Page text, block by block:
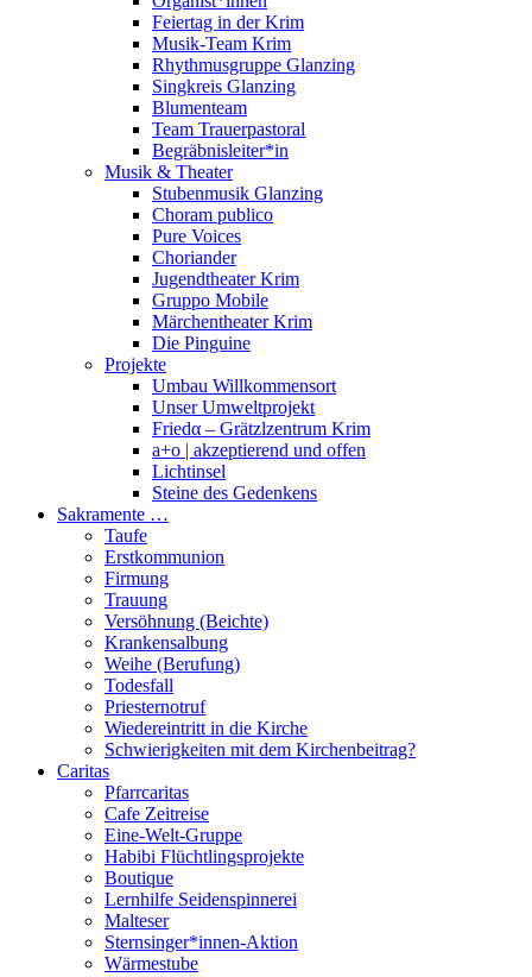
Feiertag in der Krim
Musik-Team Krim
Rhythmusgruppe Glanzing
Singkreis Glanzing
Blumenteam
Team Trauerpastoral
Begräbnisleiter*in
Musik & Theater
Stubenmusik Glanzing
Choram publico
Pure Voices
Choriander
Jugendtheater Krim
Gruppo Mobile
Märchentheater Krim
Die Pinguine
Projekte
Umbau Willkommensort
Unser Umweltprojekt
Friedα – Grätzlzentrum Krim
a+o | akzeptierend und offen
Lichtinsel
Steine des Gedenkens
Sakramente …
Taufe
Erstkommunion
Firmung
Trauung
Versöhnung (Beichte)
Krankensalbung
Weihe (Berufung)
Todesfall
Priesternotruf
Wiedereintritt in die Kirche
Schwierigkeiten mit dem Kirchenbeitrag?
Caritas
Pfarrcaritas
Cafe Zeitreise
Eine-Welt-Gruppe
Habibi Flüchtlingsprojekte
Boutique
Lernhilfe Seidenspinnerei
Malteser
Sternsinger*innen-Aktion
Wärmestube